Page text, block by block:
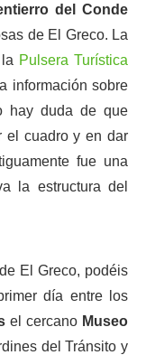
del Conde
de El Greco. La
Pulsera Turística
información sobre
hay duda de que
el cuadro y en dar
fue una
la estructura del
El Greco, podéis
día entre los
el cercano Museo
del Tránsito y